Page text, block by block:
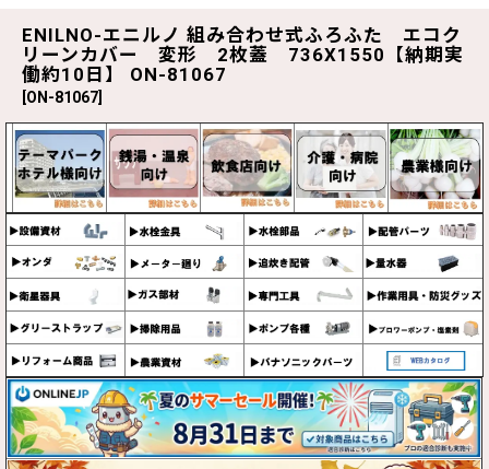
ENILNO-エニルノ 組み合わせ式ふろふた エコク
リーンカバー 変形 2枚蓋 736X1550【納期実
働約10日】 ON-81067
ON-81067